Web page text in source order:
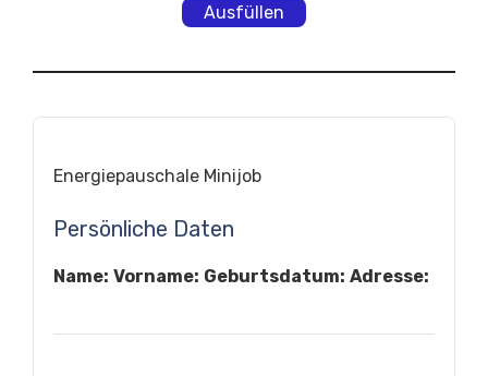
Ausfüllen
Energiepauschale Minijob
Persönliche Daten
Name: Vorname: Geburtsdatum: Adresse: